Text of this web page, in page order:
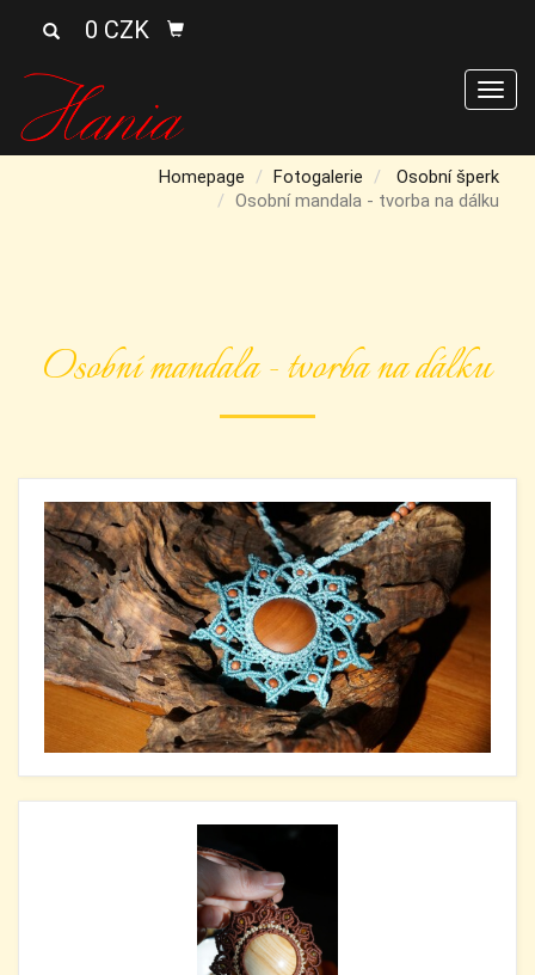
0 CZK
Homepage Fotogalerie
Osobní šperk
Osobní mandala - tvorba na dálku
Osobní mandala - tvorba na dálku